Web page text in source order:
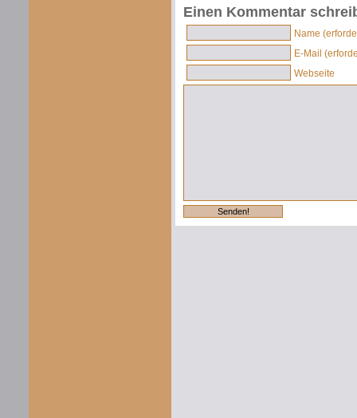
Einen Kommentar
Name
E-Mail
Webseite